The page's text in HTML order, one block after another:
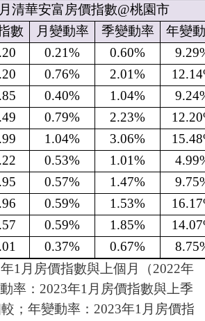
月清華安富房價指數@桃園市
數 月變動率 季變動率
年變
0.21% 0.60%
0.76% 2.01%
0.40% 1.04%
0.79% 2.23%
1.04% 3.06%
0.53% 1.01%
0.57% 1.47%
0.59% 1.53%
0.59% 1.85%
0.37% 0.67%
1月房價指數與上個月（2022年
率：2023年1月房價指數與上季
較；年變動率：2023年1月房價指